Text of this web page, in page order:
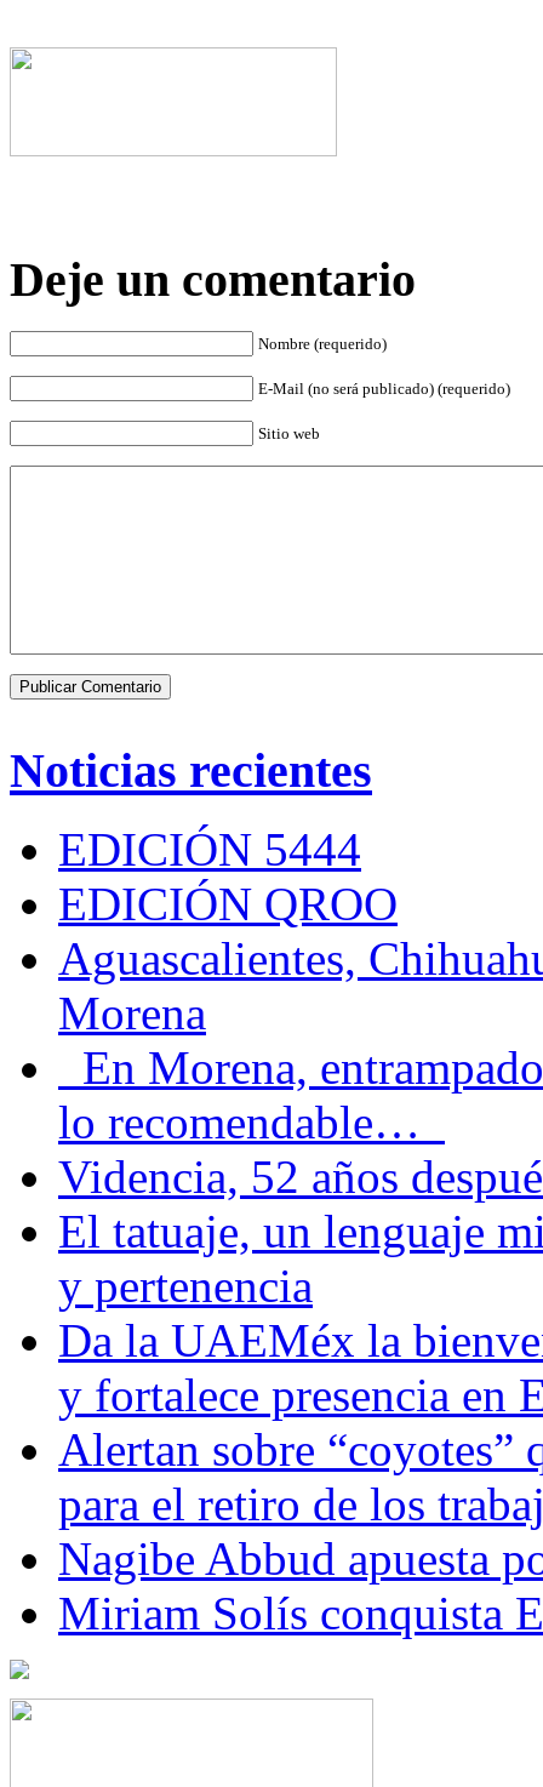
Deje un comentario
Nombre (requerido)
E-Mail (no será publicado) (requerido)
Sitio web
Noticias recientes
EDICIÓN 5444
EDICIÓN QROO
Aguascalientes,
Morena
En Morena,
lo recomendable…
Videncia, 52 años
El tatuaje, un lenguaje
y pertenencia
Da la UAEMéx la
y fortalece presencia en
Alertan sobre “coyotes”
para el retiro de los
Nagibe Abbud apuesta
Miriam Solís conquista